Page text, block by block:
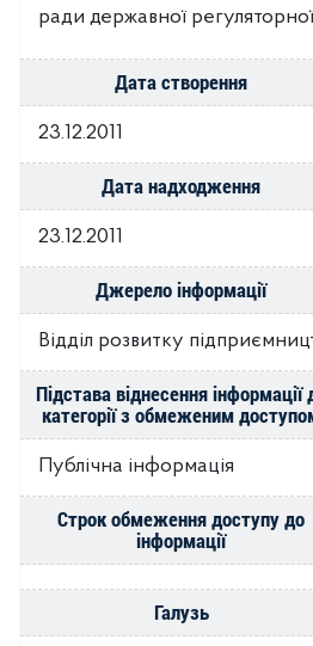
ради державної регуляторної
Дата створення
23.12.2011
Дата надходження
23.12.2011
Джерело інформації
Відділ розвитку
Підстава віднесення інформації
категорії з обмеженим
Публічна інформація
Строк обмеження доступу до
інформації
Галузь